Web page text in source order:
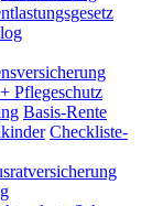
Pflegeschutz
Basis-Rente
Checkliste-